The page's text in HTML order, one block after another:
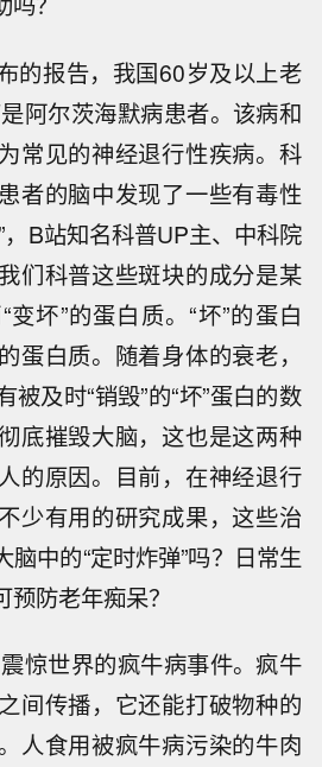
的报告，我国60岁及以上老
阿尔茨海默病患者。该病和
常见的神经退行性疾病。科
者的脑中发现了一些有毒性
，B站知名科普UP主、中科院
们科普这些斑块的成分是某
坏”的蛋白质。“坏”的蛋白
蛋白质。随着身体的衰老，
及时“销毁”的“坏”蛋白的数
底摧毁大脑，这也是这两种
的原因。目前，在神经退行
少有用的研究成果，这些治
中的“定时炸弹”吗？日常生
防老年痴呆？
惊世界的疯牛病事件。疯牛
间传播，它还能打破物种的
人食用被疯牛病污染的牛肉